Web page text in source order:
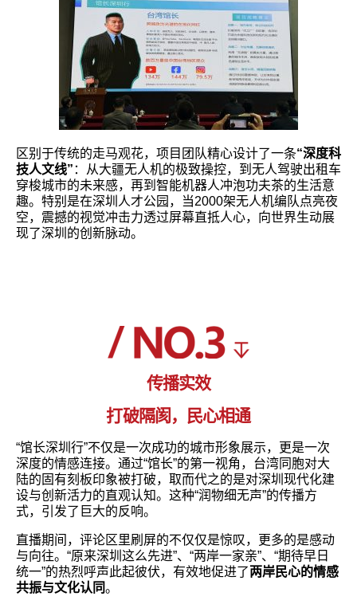
区别于传统的走马观花，项目团队精心设计了一条“深度科
技人文线” ：从大疆无人机的极致操控，到无人驾驶出租车
穿梭城市的未来感，再到智能机器人冲泡功夫茶的生活意
趣。特别是在深圳人才公园，当2000架无人机编队点亮夜
空，震撼的视觉冲击力透过屏幕直抵人心，向世界生动展
现了深圳的创新脉动。
传播实效
打破隔阂，民心相通
“馆长深圳行”不仅是一次成功的城市形象展示，更是一次
深度的情感连接。通过“馆长”的第一视角，台湾同胞对大
陆的固有刻板印象被打破，取而代之的是对深圳现代化建
设与创新活力的直观认知。这种“润物细无声”的传播方
式，引发了巨大的反响。
直播期间，评论区里刷屏的不仅仅是惊叹，更多的是感动
与向往。“原来深圳这么先进”、“两岸一家亲”、“期待早日
统一”的热烈呼声此起彼伏，有效地促进了两岸民心的情感
共振与文化认同。